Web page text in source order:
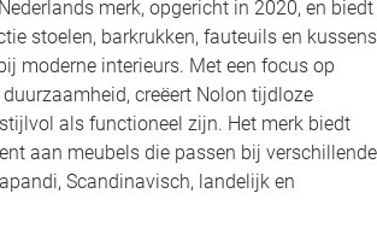
merk, opgericht in 2020, en biedt
stoelen, barkrukken, fauteuils en kussens
moderne interieurs. Met een focus op
creëert Nolon tijdloze
als functioneel zijn. Het merk biedt
aan meubels die passen bij verschillende
Scandinavisch, landelijk en